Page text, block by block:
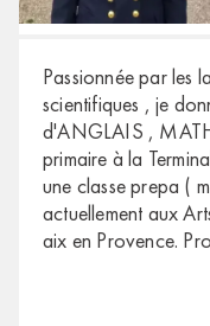
Passionnée par les
scientifiques , je
d'ANGLAIS ,
primaire à la
une classe prepa (
actuellement aux
aix en Provence. Pro